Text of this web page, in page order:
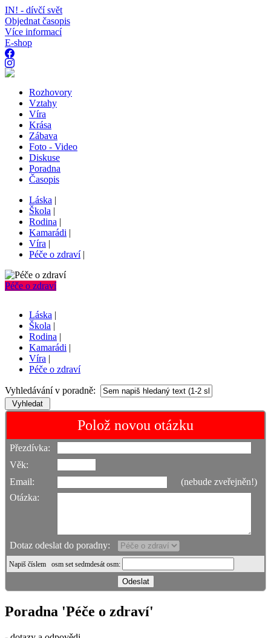
IN! - dívčí svět
Objednat časopis
Více informací
E-shop
Rozhovory
Vztahy
Víra
Krása
Zábava
Foto - Video
Diskuse
Poradna
Časopis
Láska |
Škola |
Rodina |
Kamarádi |
Víra |
Péče o zdraví|
Péče o zdraví
Láska |
Škola |
Rodina |
Kamarádi |
Víra |
Péče o zdraví
Vyhledávání v poradně:
Polož novou otázku
Přezdívka:
Věk:
Email:
(nebude zveřejněn!)
Otázka:
Dotaz odeslat do poradny:
Napiš číslem osm set sedmdesát osm:
Poradna 'Péče o zdraví'